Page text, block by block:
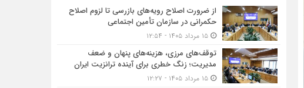
از ضرورت اصلاح رویه‌های بازرسی تا لزوم اصلاح
حکمرانی در سازمان تأمین اجتماعی
۱۵ مرداد ۱۴۰۵ - ۱۲:۵۴
توقف‌های مرزی، هزینه‌های پنهان و ضعف
مدیریت؛ زنگ خطری برای آینده ترانزیت ایران
۱۵ مرداد ۱۴۰۵ - ۱۲:۲۷